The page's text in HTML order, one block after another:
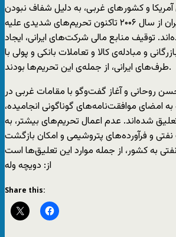
آمریکا و کشور‌های غربی، به دلیل شفاف نبودن
برنامه‌ی هسته‌ای ایران از سال ۲۰۰۶ تاکنون تحریم‌های شدیدی علیه
توقیف منابع مالی شرکت‌های ایرانی، ایجاد
و مبادله‌ی کالا و تعاملات بانکی و پولی با
طرف‌های ایرانی، از جمله‌ی این تحریم‌ها بودند.
روحانی و آغاز گفت‌وگو با مقامات غربی در
امضای موافقت‌نامه‌های گوناگونی انجامیده،
شده‌اند. عدم اعمال تحریم‌های بیشتر، به
و فرآورده‌های پتروشیمی و امکان بازگشت
از: دويچه وله
Share this: